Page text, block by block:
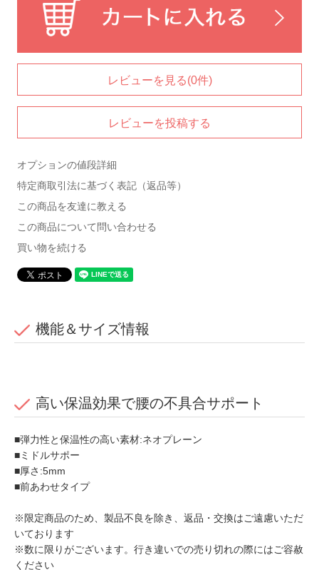
レビューを見る(0件)
レビューを投稿する
オプションの値段詳細
特定商取引法に基づく表記（返品等）
この商品を友達に教える
この商品について問い合わせる
買い物を続ける
機能＆サイズ情報
高い保温効果で腰の不具合サポート
■弾力性と保温性の高い素材:ネオプレーン
■ミドルサポー
■厚さ:5mm
■前あわせタイプ
※限定商品のため、製品不良を除き、返品・交換はご遠慮いただ
いております
※数に限りがございます。行き違いでの売り切れの際にはご容赦
ください